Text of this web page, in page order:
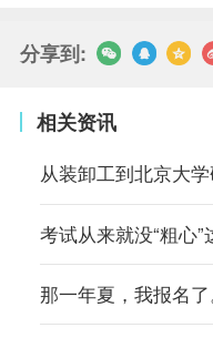
分享到:
相关资讯
考试从来就没“粗心
那一年夏，我报名了